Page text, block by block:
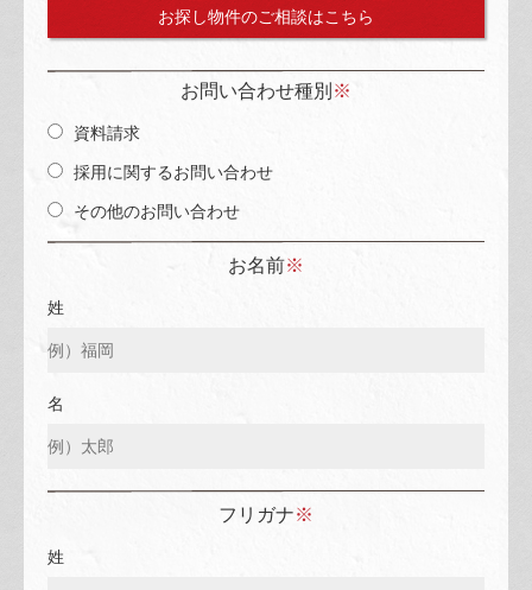
お探し物件のご相談はこちら
お問い合わせ種別 ※
資料請求
採用に関するお問い合わせ
その他のお問い合わせ
お名前※
姓
名
フリガナ※
姓